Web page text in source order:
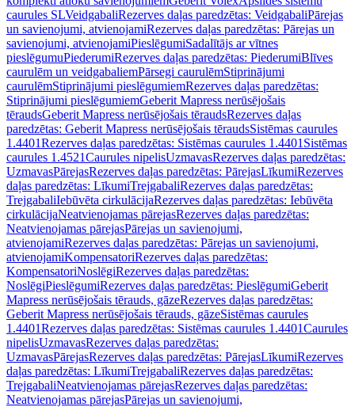
caurules SLVeidgabaliRezerves daļas paredzētas: VeidgabaliPārejas
un savienojumi, atvienojamiRezerves daļas paredzētas: Pārejas un
savienojumi, atvienojamiPieslēgumiSadalītājs ar vītnes
pieslēgumuPiederumiRezerves daļas paredzētas: PiederumiBlīves
caurulēm un veidgabaliemPārsegi caurulēmStiprinājumi
caurulēmStiprinājumi pieslēgumiemRezerves daļas paredzētas:
Stiprinājumi pieslēgumiemGeberit Mapress nerūsējošais
tēraudsGeberit Mapress nerūsējošais tēraudsRezerves daļas
paredzētas: Geberit Mapress nerūsējošais tēraudsSistēmas caurules
1.4401Rezerves daļas paredzētas: Sistēmas caurules 1.4401 Sistēmas
caurules 1.4521Caurules nipelisUzmavasRezerves daļas paredzētas:
UzmavasPārejasRezerves daļas paredzētas: PārejasLīkumiRezerves
daļas paredzētas: LīkumiTrejgabaliRezerves daļas paredzētas:
TrejgabaliIebūvēta cirkulācijaRezerves daļas paredzētas: Iebūvēta
cirkulācijaNeatvienojamas pārejasRezerves daļas paredzētas:
Neatvienojamas pārejasPārejas un savienojumi,
atvienojamiRezerves daļas paredzētas: Pārejas un savienojumi,
atvienojamiKompensatoriRezerves daļas paredzētas:
KompensatoriNoslēgiRezerves daļas paredzētas:
NoslēgiPieslēgumiRezerves daļas paredzētas: PieslēgumiGeberit
Mapress nerūsējošais tērauds, gāzeRezerves daļas paredzētas:
Geberit Mapress nerūsējošais tērauds, gāzeSistēmas caurules
1.4401Rezerves daļas paredzētas: Sistēmas caurules 1.4401Caurules
nipelisUzmavasRezerves daļas paredzētas:
UzmavasPārejasRezerves daļas paredzētas: PārejasLīkumiRezerves
daļas paredzētas: LīkumiTrejgabaliRezerves daļas paredzētas:
TrejgabaliNeatvienojamas pārejasRezerves daļas paredzētas:
Neatvienojamas pārejasPārejas un savienojumi,